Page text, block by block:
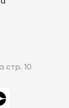
стр. 10